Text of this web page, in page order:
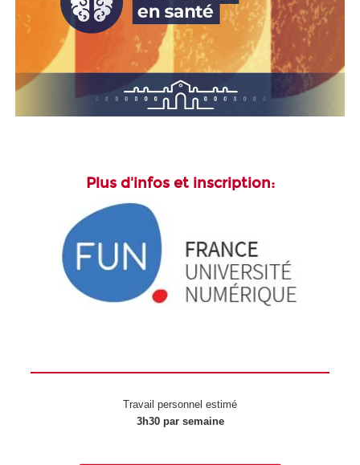
Plus d'infos et inscription:
Travail personnel estimé
3h30 par semaine